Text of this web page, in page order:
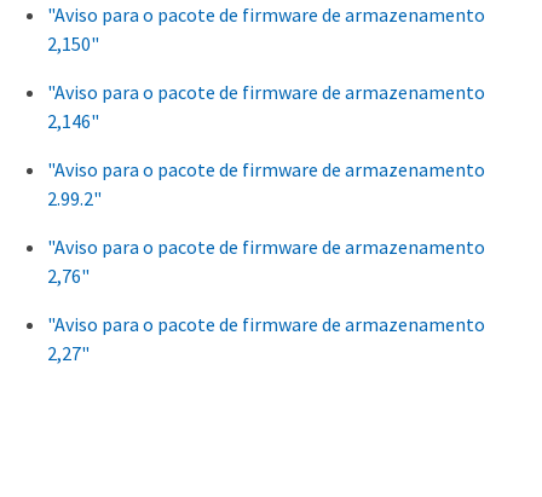
"Aviso para o pacote de firmware de armazenamento
2,150"
"Aviso para o pacote de firmware de armazenamento
2,146"
"Aviso para o pacote de firmware de armazenamento
2.99.2"
"Aviso para o pacote de firmware de armazenamento
2,76"
"Aviso para o pacote de firmware de armazenamento
2,27"